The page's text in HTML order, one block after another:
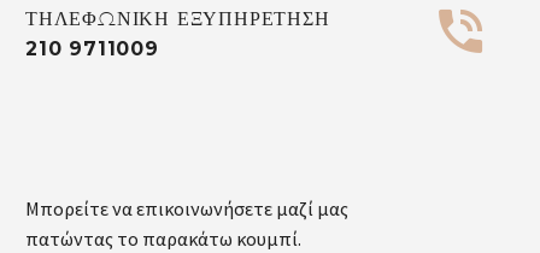


ΤΗΛΕΦΩΝΙΚΗ ΕΞΥΠΗΡΕΤΗΣΗ
210 9711009
Μπορείτε να επικοινωνήσετε μαζί μας
πατώντας το παρακάτω κουμπί.